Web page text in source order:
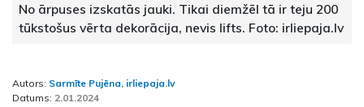
No ārpuses izskatās jauki. Tikai diemžēl tā ir teju 200
tūkstošus vērta dekorācija, nevis lifts. Foto: irliepaja.lv
Autors: Sarmīte Pujēna, irliepaja.lv
Datums: 2.01.2024